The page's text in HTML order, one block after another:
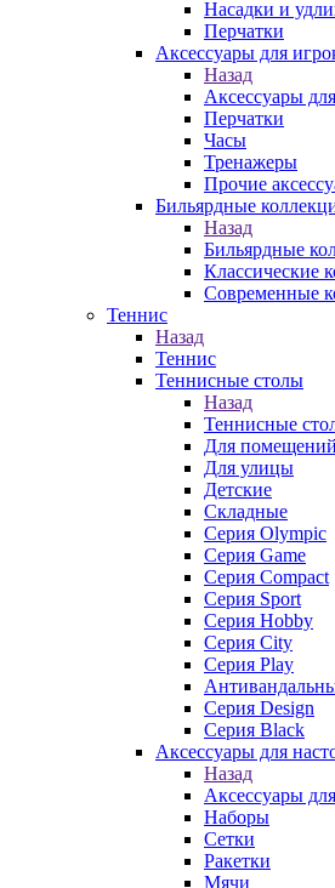
Насадки и
Перчатки
Аксессуары для
Назад
Аксессуары
Перчатки
Часы
Тренажеры
Прочие
Бильярдные
Назад
Бильярдные
Классические
Современные
Теннис
Назад
Теннис
Теннисные столы
Назад
Теннисные
Для помещений
Для улицы
Детские
Складные
Серия Olympic
Серия Game
Серия Compact
Серия Sport
Серия Hobby
Серия City
Серия Play
Серия Design
Серия Black
Аксессуары для
Назад
Аксессуары
Наборы
Сетки
Ракетки
Мячи